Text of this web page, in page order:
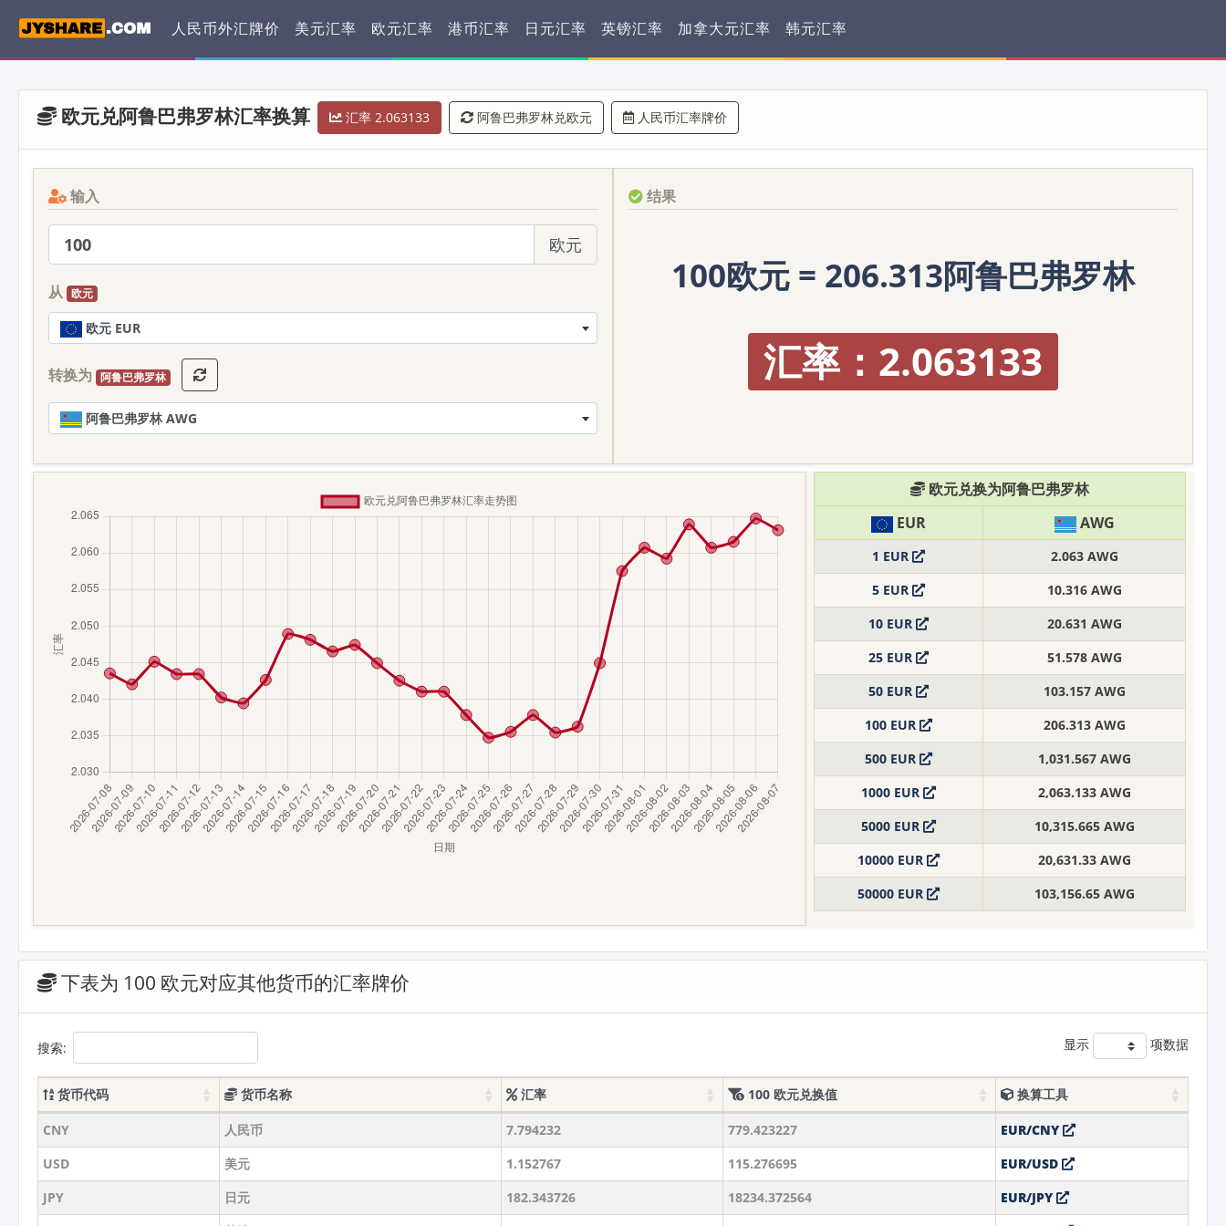
人民币外汇牌价 美元汇率 欧元汇率 港币汇率 日元汇率 英镑汇率 加拿大元汇率 韩元汇率
欧元兑阿鲁巴弗罗林汇率换算 汇率 2.063133 阿鲁巴弗罗林兑欧元 人民币汇率牌价
输入
欧元
从 欧元
欧元 EUR
转换为 阿鲁巴弗罗林
阿鲁巴弗罗林 AWG
结果
100欧元 = 206.313阿鲁巴弗罗林
汇率：2.063133
欧元兑换为阿鲁巴弗罗林
EUR
AWG
1 EUR
2.063 AWG
5 EUR
10.316 AWG
10 EUR
20.631 AWG
25 EUR
51.578 AWG
50 EUR
103.157 AWG
100 EUR
206.313 AWG
500 EUR
1,031.567 AWG
1000 EUR
2,063.133 AWG
5000 EUR
10,315.665 AWG
10000 EUR
20,631.33 AWG
50000 EUR
103,156.65 AWG
下表为 100 欧元对应其他货币的汇率牌价
搜索: 显示 项数据
货币代码 货币名称 汇率 100 欧元兑换值 换算工具
CNY 人民币 7.794232 779.423227
EUR/CNY
USD
美元 1.152767 115.276695
EUR/USD
JPY
日元 182.343726 18234.372564
EUR/JPY